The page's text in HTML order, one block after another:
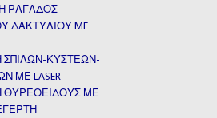
ΡΑΓΑΔΟΣ
ΔΑΚΤΥΛΙΟΥ ME
ΣΠΙΛΩΝ-ΚΥΣΤΕΩΝ-
ΜΕ LASER
ΘΥΡΕΟΕΙΔΟΥΣ ΜΕ